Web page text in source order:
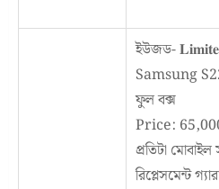
ইউজড-
Samsung
ফুল বক্স
Price:
প্রতিটা
রিপ্লেসমেন্ট